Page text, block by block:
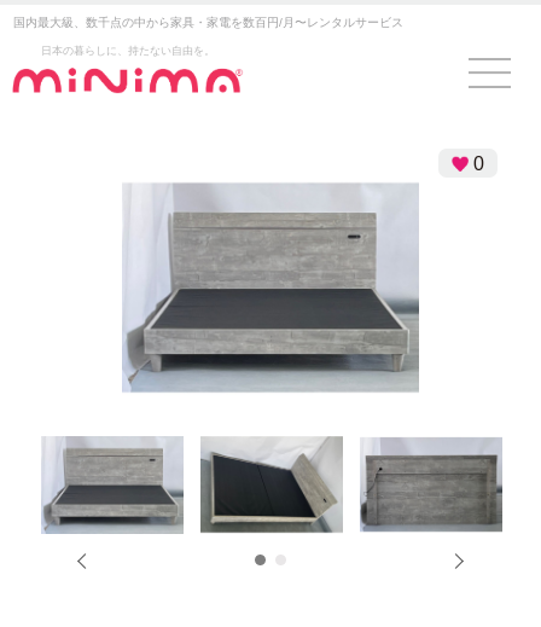
国内最大級、数千点の中から家具・家電を数百円/月〜レンタルサービス
日本の暮らしに、持たない自由を。
0
1 2